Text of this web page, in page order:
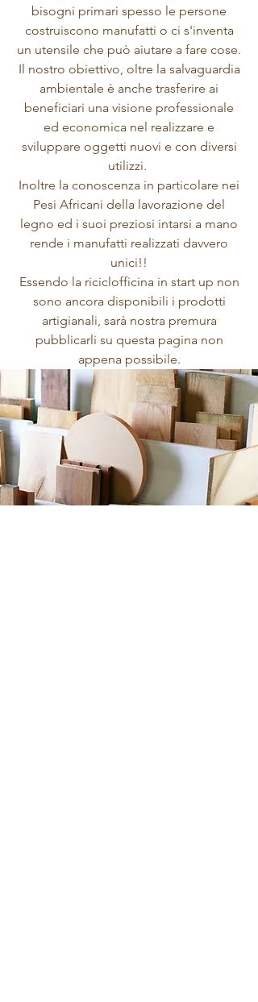
bisogni primari spesso le persone
costruiscono manufatti o ci s'inventa
un utensile che può aiutare a fare cose.
Il nostro obiettivo, oltre la salvaguardia
ambientale è anche trasferire ai
beneficiari una visione professionale
ed economica nel realizzare e
sviluppare oggetti nuovi e con diversi
utilizzi.
Inoltre la conoscenza in particolare nei
Pesi Africani della lavorazione del
legno ed i suoi preziosi intarsi a mano
rende i manufatti realizzati davvero
unici!!
Essendo la riciclofficina in start up non
sono ancora disponibili i prodotti
artigianali, sarà nostra premura
pubblicarli su questa pagina non
appena possibile.